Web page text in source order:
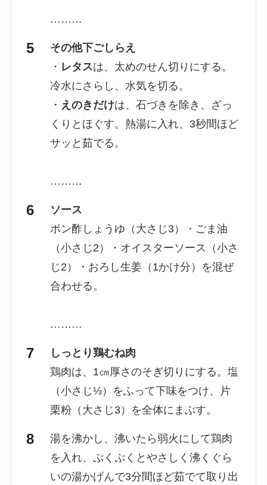
………
その他下ごしらえ
・ レタスは、太めのせん切りにする。
冷水にさらし、水気を切る。
・ えのきだけは、石づきを除き、ざっ
くりとほぐす。熱湯に入れ、3秒間ほど
サッと茹でる。
………
ソース
ポン酢しょうゆ（大さじ3）・ごま油
（小さじ2）・オイスターソース（小さ
じ2）・おろし生姜（1かけ分）を混ぜ
合わせる。
………
しっとり鶏むね肉
鶏肉は、1㎝厚さのそぎ切りにする。塩
（小さじ⅓）をふって下味をつけ、片
栗粉（大さじ3）を全体にまぶす。
湯を沸かし、沸いたら弱火にして鶏肉
を入れ、ぷくぷくとやさしく沸くぐら
いの湯かげんで3分間ほど茹でて取り出